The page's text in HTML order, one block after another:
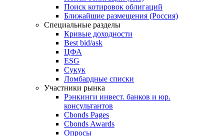
Облигации
Поиски
Поиск облигаций & Карты рынка
Поиск облигаций (ИИ)
Поиск котировок облигаций
Ближайшие размещения (Россия)
Специальные разделы
Кривые доходности
Best bid/ask
ЦФА
ESG
Сукук
Ломбардные списки
Участники рынка
Рэнкинги инвест. банков и юр.